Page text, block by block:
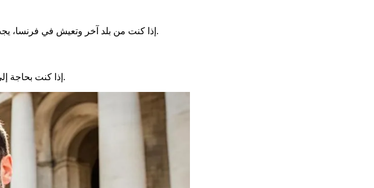
إذا كنت من بلد آخر وتعيش في فرنسا، في الإجراءات.
إذا كنت بحاجة إلى تصريح إقامة للمرة الأولى، فهذا هو المكان. حتى لو كنت في فرنسا منذ فترة طويلة. أو إذا كانت عائلتك قادمة.